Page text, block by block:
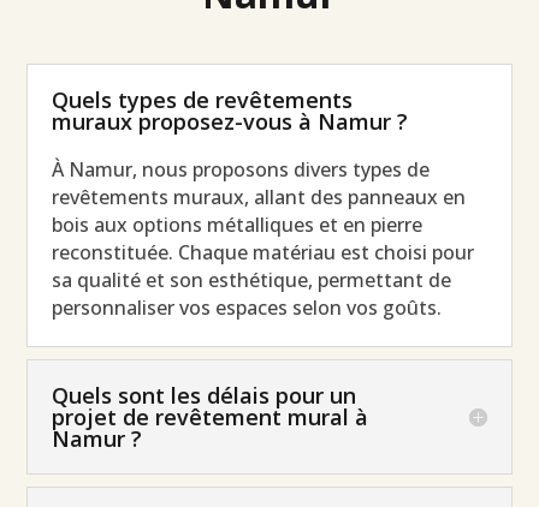
Quels types de revêtements
muraux proposez-vous à Namur ?
À Namur, nous proposons divers types de
revêtements muraux, allant des panneaux en
bois aux options métalliques et en pierre
reconstituée. Chaque matériau est choisi pour
sa qualité et son esthétique, permettant de
personnaliser vos espaces selon vos goûts.
Quels sont les délais pour un
projet de revêtement mural à
Namur ?